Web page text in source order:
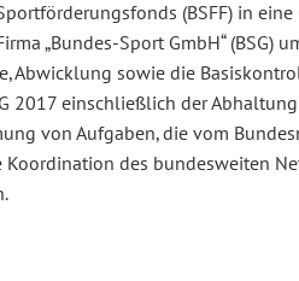
(BSFF) in
„Bundes-Sport GmbH“ (BSG)
Abwicklung sowie die
2017 einschließlich der
von Aufgaben, die vom
des bundesweiten